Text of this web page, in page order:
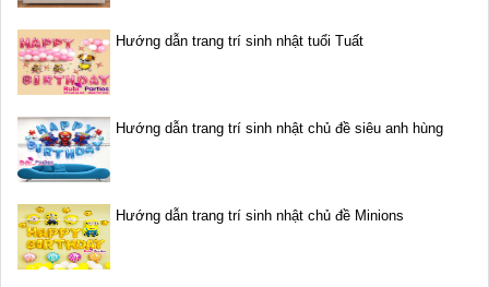
Hướng dẫn trang trí sinh nhật tuổi Tuất
Hướng dẫn trang trí sinh nhật chủ đề siêu anh hùng
Hướng dẫn trang trí sinh nhật chủ đề Minions